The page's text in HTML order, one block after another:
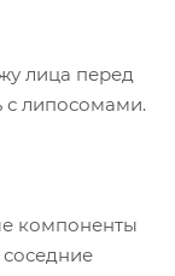
лица перед
с липосомами.
компоненты